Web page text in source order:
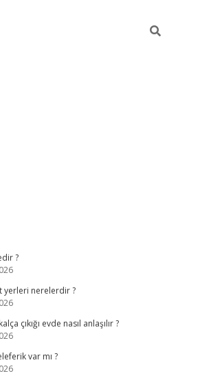
?
yerleri nerelerdir ?
çıkığı evde nasıl anlaşılır ?
var mı ?